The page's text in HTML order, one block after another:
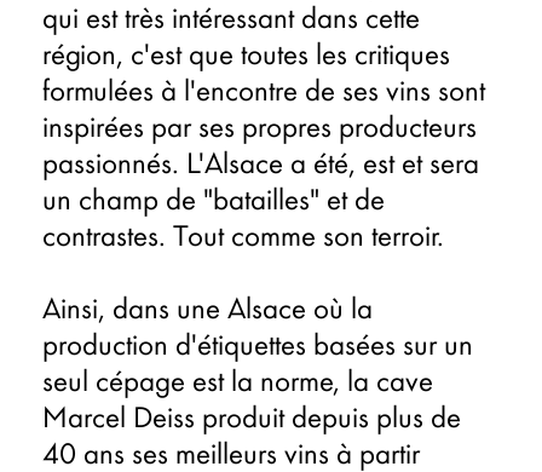
qui est très intéressant dans cette
région, c'est que toutes les critiques
formulées à l'encontre de ses vins sont
inspirées par ses propres producteurs
passionnés. L'Alsace a été, est et sera
un champ de "batailles" et de
contrastes. Tout comme son terroir.
Ainsi, dans une Alsace où la
production d'étiquettes basées sur un
seul cépage est la norme, la cave
Marcel Deiss produit depuis plus de
40 ans ses meilleurs vins à partir